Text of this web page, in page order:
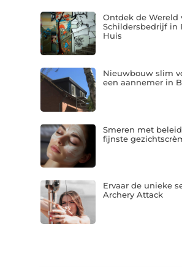
Ontdek de Wereld
Schildersbedrijf in
Huis
Nieuwbouw slim
een aannemer in
Smeren met
fijnste
Ervaar de unieke
Archery Attack